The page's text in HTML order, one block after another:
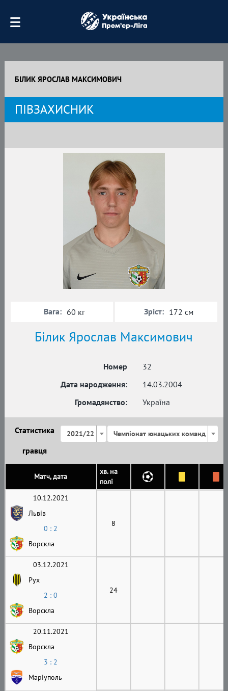
БІЛИК ЯРОСЛАВ МАКСИМОВИЧ
ПІВЗАХИСНИК
Білик Ярослав Максимович
Номер
32
Дата народження:
14.03.2004
Громадянство:
Україна
Вага: 60 кг Зріст: 172 см
Статистика
гравця
2021/22 Чемпіонат юнацьких команд
Матч, дата
хв. на
полі
10.12.2021
Львів
0 : 2
Ворскла
8
03.12.2021
Рух
2 : 0
Ворскла
24
20.11.2021
Ворскла
3 : 2
Маріуполь